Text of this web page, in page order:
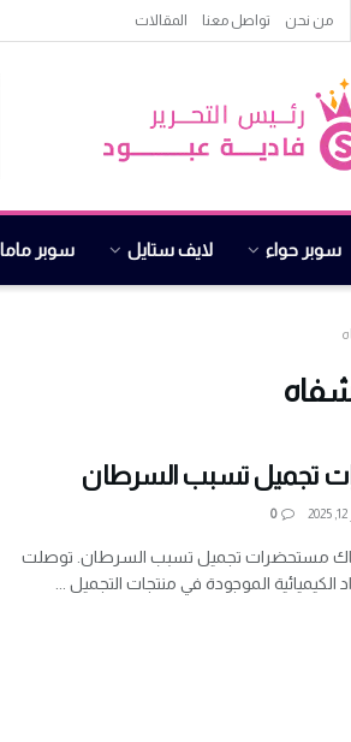
من نحن تواصل معنا المقالات
سوبر حواء لايف ستايل سوبر ماما
تجميل تسبب السرطان
0
مستحضرات تجميل تسبب السرطان. توصلت
الكيميائية الموجودة في منتجات التجميل ...